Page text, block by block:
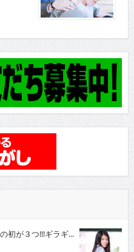
初が３つ!!!ギラギ...